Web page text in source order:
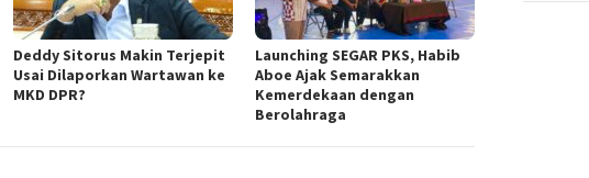
Deddy Sitorus Makin Terjepit
Usai Dilaporkan Wartawan ke
MKD DPR?
Launching SEGAR PKS, Habib
Aboe Ajak Semarakkan
Kemerdekaan dengan
Berolahraga